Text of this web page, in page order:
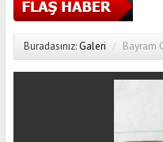
Buradasınız:Galeri / Bayram